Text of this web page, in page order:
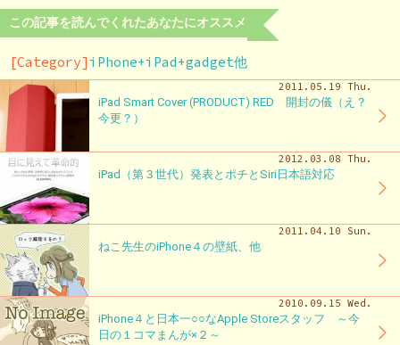
この記事を読んでくれたあなたにオススメ
[Category]iPhone+iPad+gadget他
2011.05.19 Thu.
iPad Smart Cover (PRODUCT) RED 開封の儀（え？
今更？）
2012.03.08 Thu.
iPad（第３世代）発表とポチとSiri日本語対応
2011.04.10 Sun.
ねこ先生のiPhone４の壁紙、他
2010.09.15 Wed.
iPhone４と日本一○○なApple Storeスタッフ ～今
日の１コマまんが×２～